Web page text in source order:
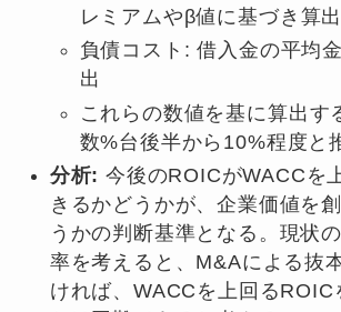
レミアムやβ値に基づき算出
負債コスト: 借入金の平均
出
これらの数値を基に算出す
数%台後半から10%程度と
分析: 今後のROICがWACCを
きるかどうかが、企業価値を
うかの判断基準となる。現状
率を考えると、M&Aによる抜
ければ、WACCを上回るROIC